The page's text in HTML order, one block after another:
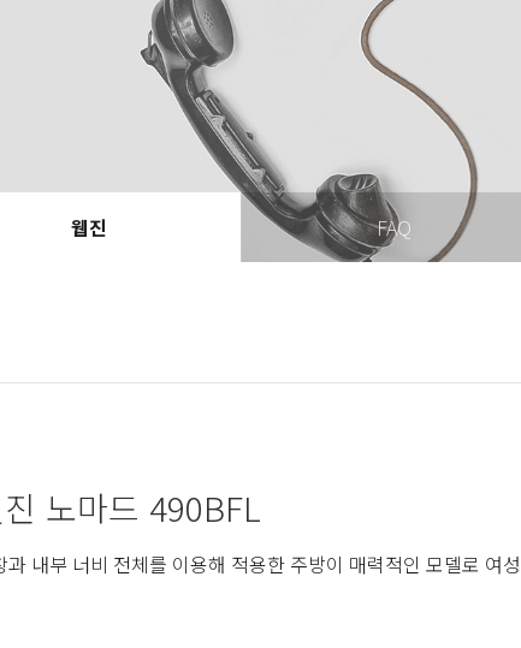
웹진 FAQ
노마드 490BFL
내부 너비 전체를 이용해 적용한 주방이 매력적인 모델로 여